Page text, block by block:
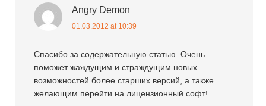
Angry Demon
01.03.2012 at 10:39
Спасибо за содержательную статью. Очень
поможет жаждущим и страждущим новых
возможностей более старших версий, а также
желающим перейти на лицензионный софт!